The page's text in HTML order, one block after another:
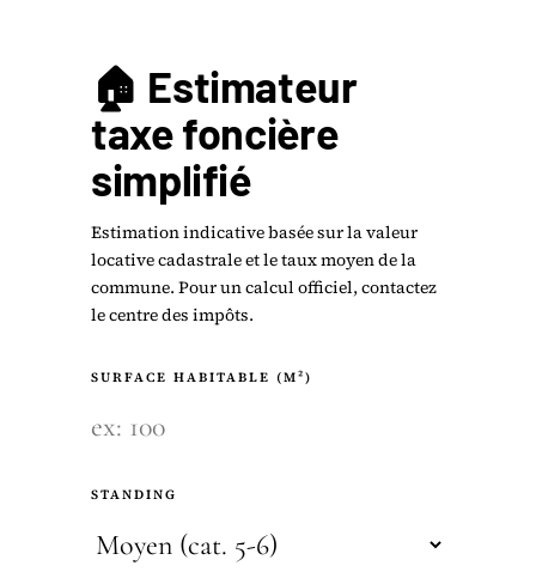
🏠 Estimateur
taxe foncière
simplifié
Estimation indicative basée sur la valeur
locative cadastrale et le taux moyen de la
commune. Pour un calcul officiel, contactez
le centre des impôts.
SURFACE HABITABLE (M²)
STANDING